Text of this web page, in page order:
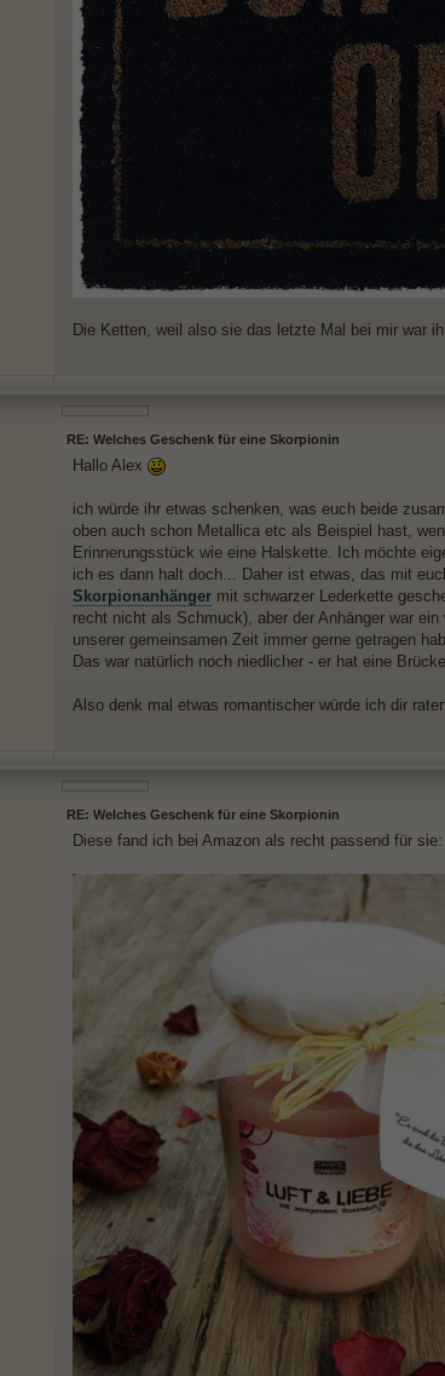
Die Ketten, weil also sie das letzte Mal bei mir war
RE: Welches Geschenk für eine Skorpionin
Hallo Alex
ich würde ihr etwas schenken, was euch beide
oben auch schon Metallica etc als Beispiel hast,
Erinnerungsstück wie eine Halskette. Ich möchte
ich es dann halt doch... Daher ist etwas, das mit
Skorpionanhänger mit schwarzer Lederkette
recht nicht als Schmuck), aber der Anhänger war
unserer gemeinsamen Zeit immer gerne getragen
Das war natürlich noch niedlicher - er hat eine
Also denk mal etwas romantischer würde ich dir
RE: Welches Geschenk für eine Skorpionin
Diese fand ich bei Amazon als recht passend für sie: